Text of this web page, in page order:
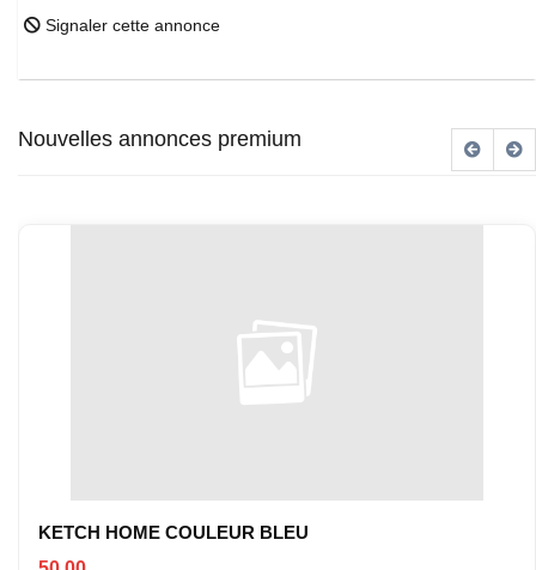
Signaler cette annonce
Nouvelles annonces premium
KETCH HOME COULEUR BLEU